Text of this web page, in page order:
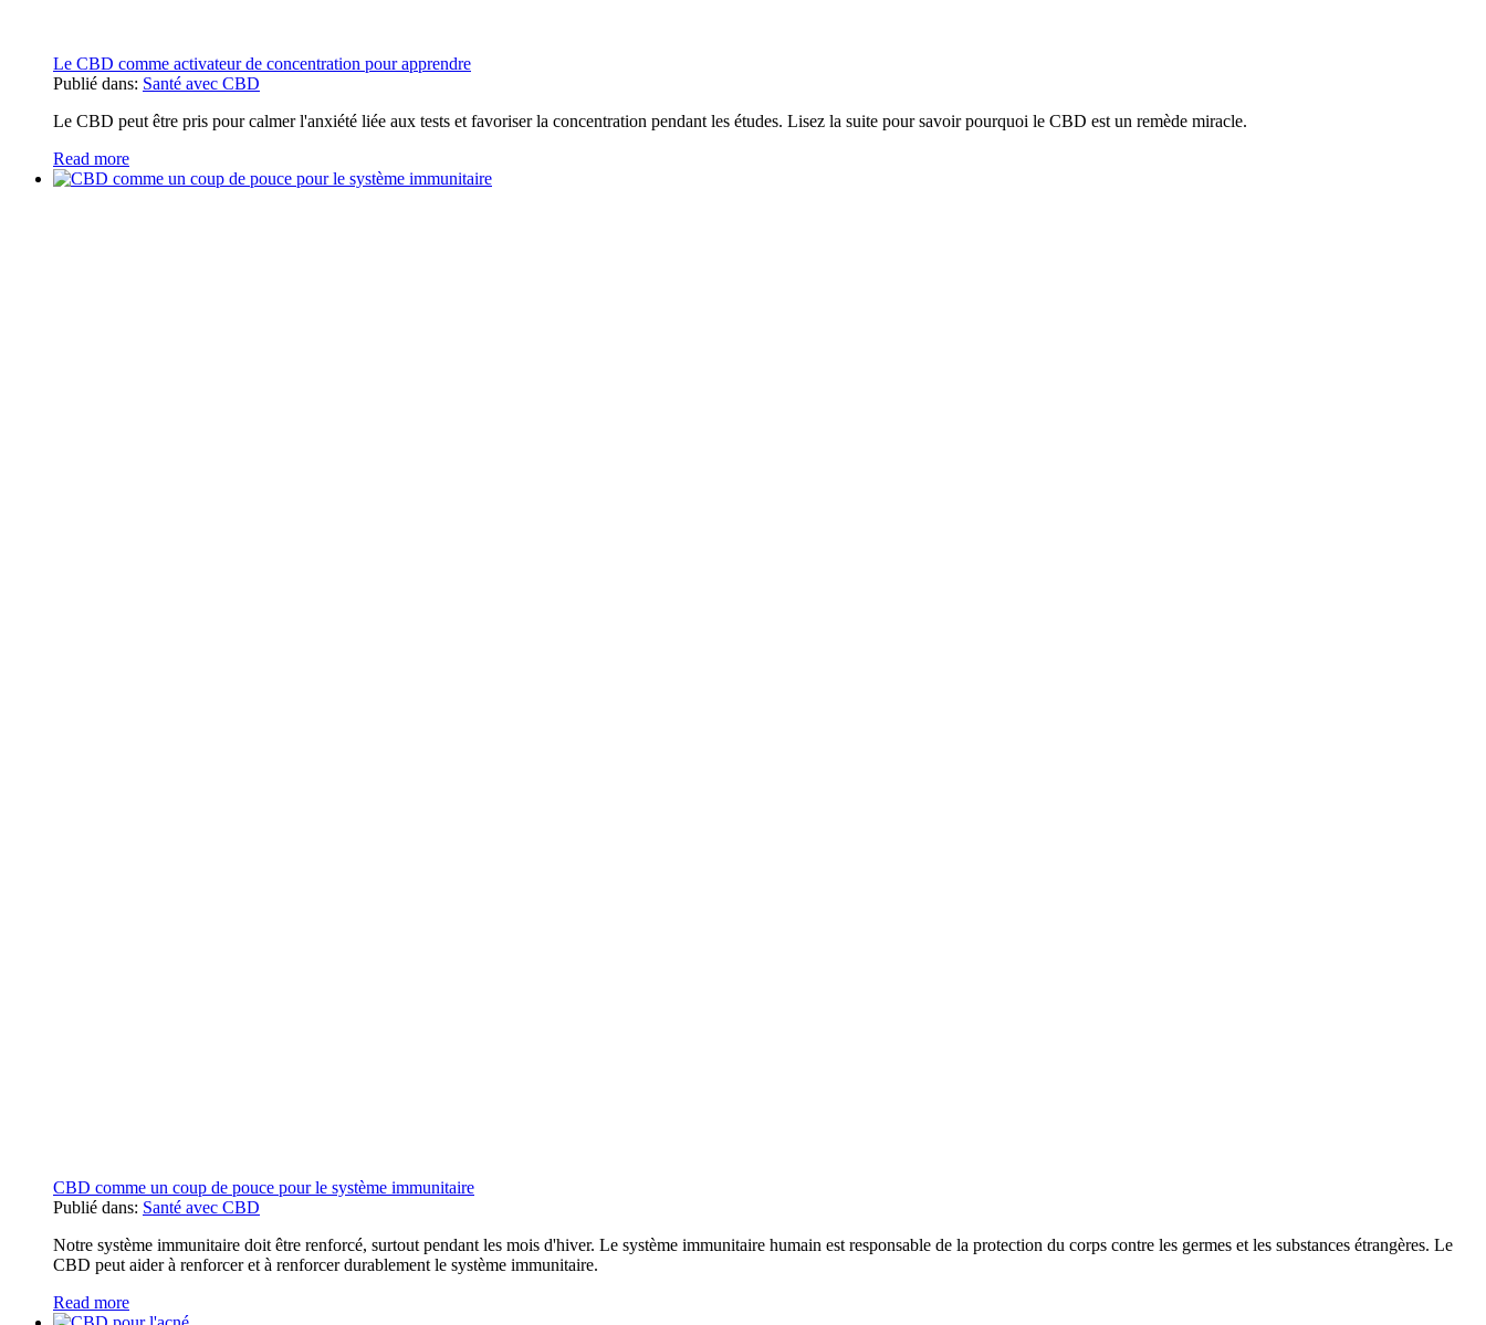
Le CBD comme activateur de concentration pour apprendre
Publié dans: Santé avec CBD
Le CBD peut être pris pour calmer l'anxiété liée aux tests et favoriser la concentration pendant les études. Lisez la suite pour savoir pourquoi le CBD est un remède miracle.
Read more
CBD comme un coup de pouce pour le système immunitaire
Publié dans: Santé avec CBD
Notre système immunitaire doit être renforcé, surtout pendant les mois d'hiver. Le système immunitaire humain est responsable de la protection du corps contre les germes et les substances étrangères. Le
CBD peut aider à renforcer et à renforcer durablement le système immunitaire.
Read more